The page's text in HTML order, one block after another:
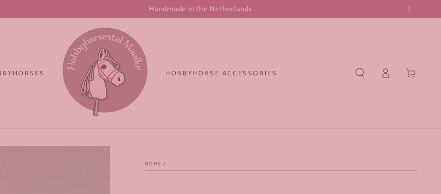
Handmade in the Netherlands
HOBBYHORSE ACCESSORIES
Log
in
Cart
HOME /